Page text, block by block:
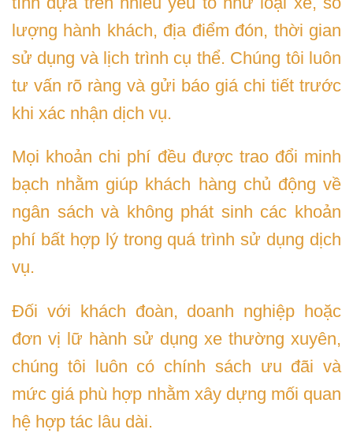
lượng hành khách, địa điểm đón, thời gian
sử dụng và lịch trình cụ thể. Chúng tôi luôn
tư vấn rõ ràng và gửi báo giá chi tiết trước
khi xác nhận dịch vụ.
Mọi khoản chi phí đều được trao đổi minh
bạch nhằm giúp khách hàng chủ động về
ngân sách và không phát sinh các khoản
phí bất hợp lý trong quá trình sử dụng dịch
vụ.
Đối với khách đoàn, doanh nghiệp hoặc
đơn vị lữ hành sử dụng xe thường xuyên,
chúng tôi luôn có chính sách ưu đãi và
mức giá phù hợp nhằm xây dựng mối quan
hệ hợp tác lâu dài.